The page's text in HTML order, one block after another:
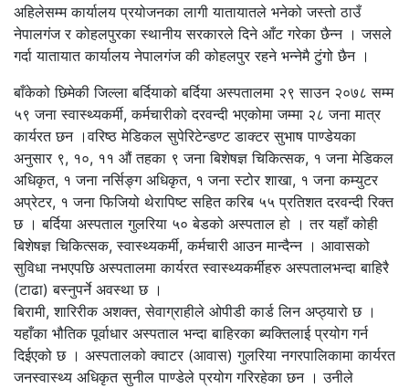
अहिलेसम्म कार्यालय प्रयोजनका लागी यातायातले भनेको जस्तो ठाउँ
नेपालगंज र कोहलपुरका स्थानीय सरकारले दिने आँट गरेका छैन्न । जसले
गर्दा यातायात कार्यालय नेपालगंज की कोहलपुर रहने भन्नेमै टुंगो छैन ।
बाँकेको छिमेकी जिल्ला बर्दियाको बर्दिया अस्पतालमा २९ साउन २०७८ सम्म
५९ जना स्वास्थ्यकर्मी, कर्मचारीको दरवन्दी भएकोमा जम्मा २८ जना मात्र
कार्यरत छन ।वरिष्ठ मेडिकल सुपेरिटेन्डण्ट डाक्टर सुभाष पाण्डेयका
अनुसार ९, १०, ११ औं तहका ९ जना बिशेषज्ञ चिकित्सक, १ जना मेडिकल
अधिकृत, १ जना नर्सिङ्ग अधिकृत, १ जना स्टोर शाखा, १ जना कम्युटर
अप्रेटर, १ जना फिजियो थेरापिष्ट सहित करिब ५५ प्रतिशत दरवन्दी रिक्त
छ । बर्दिया अस्पताल गुलरिया ५० बेडको अस्पताल हो । तर यहाँ कोही
बिशेषज्ञ चिकित्सक, स्वास्थ्यकर्मी, कर्मचारी आउन मान्दैन्न । आवासको
सुविधा नभएपछि अस्पतालमा कार्यरत स्वास्थ्यकर्मीहरु अस्पतालभन्दा बाहिरै
(टाढा) बस्नुपर्ने अवस्था छ ।
बिरामी, शारिरीक अशक्त, सेवाग्राहीले ओपीडी कार्ड लिन अप्ठ्यारो छ ।
यहाँका भौतिक पूर्वाधार अस्पताल भन्दा बाहिरका ब्यक्तिलाई प्रयोग गर्न
दिईएको छ । अस्पतालको क्वाटर (आवास) गुलरिया नगरपालिकामा कार्यरत
जनस्वास्थ्य अधिकृत सुनील पाण्डेले प्रयोग गरिरहेका छन । उनीले